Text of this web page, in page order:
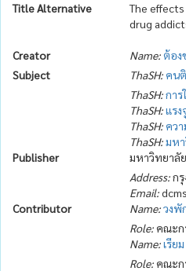
Title Alternative
The
drug
Creator Name:ต้อง
Subject
ThaSH: คน
ThaSH:กา
ThaSH:แรง
ThaSH: คว
ThaSH:มห
Publisher
มหาวิทยาลั
Address:ก
Email:
Contributor
Name:วงพั
Role: คณะก
Name:เรีย
Role: คณะก